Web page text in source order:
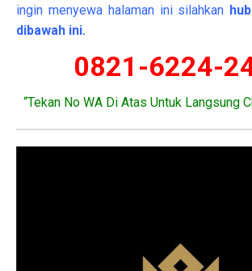
ingin menyewa halaman ini silahkan
dibawah ini.
0821-6224-
“Tekan No WA Di Atas Untuk Langsung